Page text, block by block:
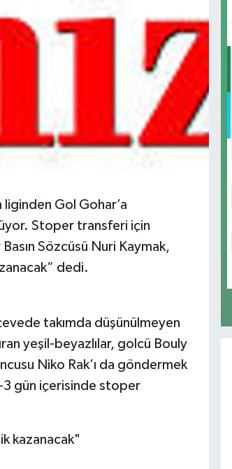
Gol Gohar’a
Stoper transferi için
Sözcüsü Nuri Kaymak,
dedi.
takımda düşünülmeyen
yeşil-beyazlılar, golcü Bouly
Niko Rak’ı da göndermek
gün içerisinde stoper
kazanacak"